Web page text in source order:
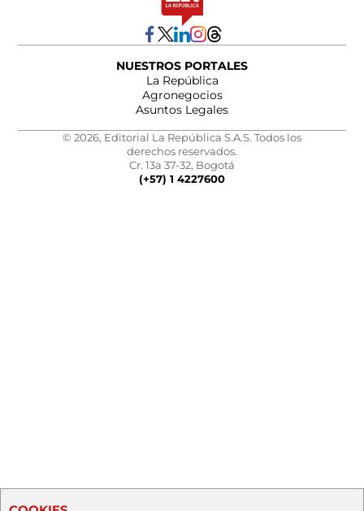
NUESTROS PORTALES
La República
Agronegocios
Asuntos Legales
© 2026, Editorial La República S.A.S. Todos los
derechos reservados.
Cr. 13a 37-32, Bogotá
(+57) 1 4227600